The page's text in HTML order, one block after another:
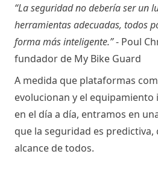
“La seguridad no debería ser un
herramientas adecuadas, todos
forma más inteligente.” - Poul
fundador de My Bike Guard
A medida que plataformas
evolucionan y el
en el día a día, entramos en
que la seguridad es predictiva,
alcance de todos.